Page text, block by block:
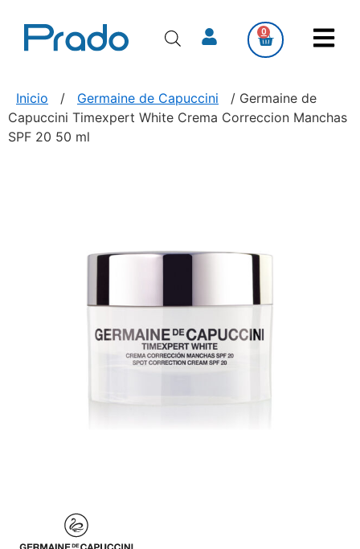
0
Inicio / Germaine de Capuccini
/ Germaine de
Capuccini Timexpert White Crema Correccion Manchas
SPF 20 50 ml